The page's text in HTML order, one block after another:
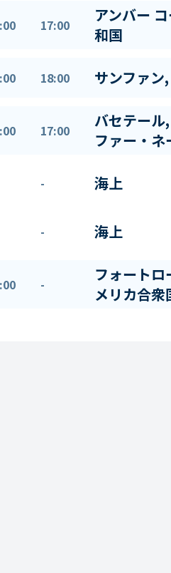
17:00
アンバー
和国
18:00 サンファン
17:00
バセテール
ファー・ネ
- 海上
- 海上
-
フォート
メリカ合衆